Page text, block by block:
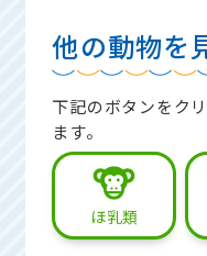
他の動物を
下記のボタンをク
ます。
ほ乳類